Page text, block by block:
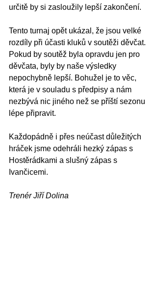
určitě by si zasloužily lepší zakončení.
Tento turnaj opět ukázal, že jsou velké
rozdíly při účasti kluků v soutěži děvčat.
Pokud by soutěž byla opravdu jen pro
děvčata, byly by naše výsledky
nepochybně lepší. Bohužel je to věc,
která je v souladu s předpisy a nám
nezbývá nic jiného než se příští sezonu
lépe připravit.
Každopádně i přes neúčast důležitých
hráček jsme odehráli hezký zápas s
Hostěrádkami a slušný zápas s
Ivančicemi.
Trenér Jiří Dolina